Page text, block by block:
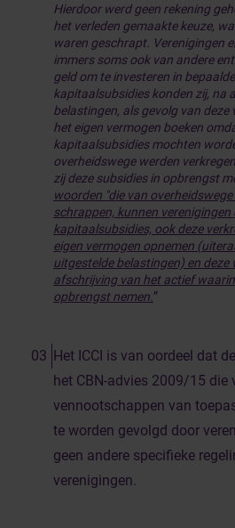
Hierdoor werd geen rekening
het verleden gemaakte keuze,
waren geschrapt. Verenigingen
immers soms ook van andere
geld om te investeren in
kapitaalsubsidies konden zij, na
belastingen, als gevolg van
het eigen vermogen boeken
kapitaalsubsidies mochten
overheidswege werden
zij deze subsidies in opbrengst
woorden "die van
schrappen, kunnen
kapitaalsubsidies, ook deze
eigen vermogen opnemen
uitgestelde belastingen) en deze
afschrijving van het actief
opbrengst nemen. ”
Het ICCI is van oordeel dat
het CBN-advies 2009/15 die
vennootschappen van
te worden gevolgd door
geen andere specifieke
verenigingen.